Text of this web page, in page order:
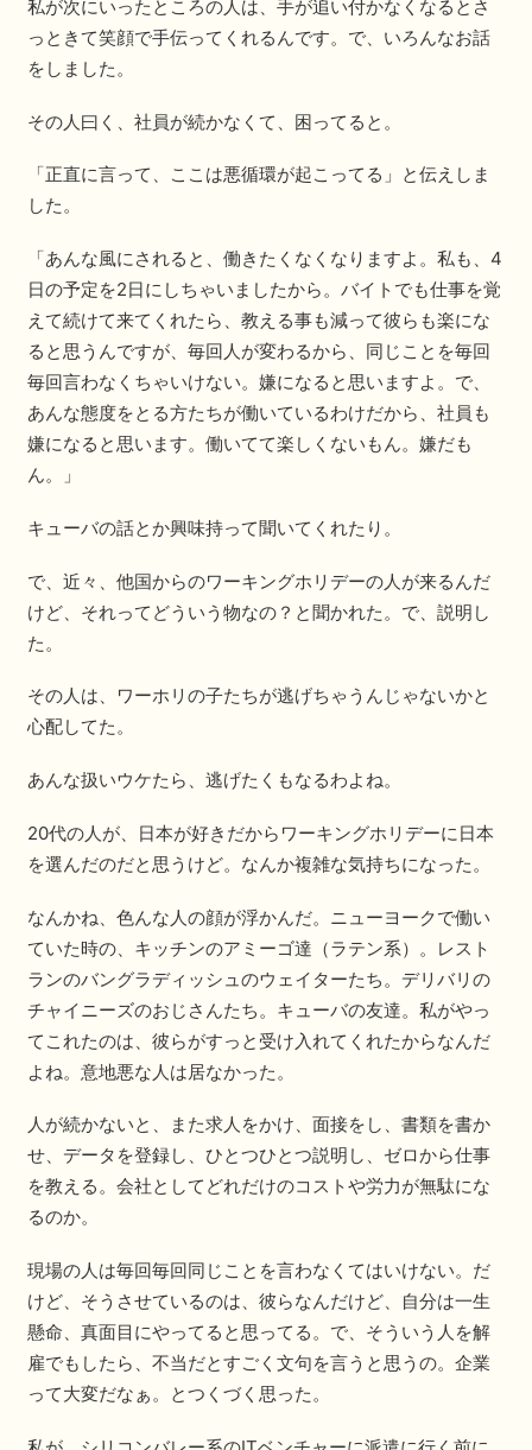
私が次にいったところの人は、手が追い付かなくなるとさ
っときて笑顔で手伝ってくれるんです。で、いろんなお話
をしました。
その人曰く、社員が続かなくて、困ってると。
「正直に言って、ここは悪循環が起こってる」と伝えしま
した。
「あんな風にされると、働きたくなくなりますよ。私も、4
日の予定を2日にしちゃいましたから。バイトでも仕事を覚
えて続けて来てくれたら、教える事も減って彼らも楽にな
ると思うんですが、毎回人が変わるから、同じことを毎回
毎回言わなくちゃいけない。嫌になると思いますよ。で、
あんな態度をとる方たちが働いているわけだから、社員も
嫌になると思います。働いてて楽しくないもん。嫌だも
ん。」
キューバの話とか興味持って聞いてくれたり。
で、近々、他国からのワーキングホリデーの人が来るんだ
けど、それってどういう物なの？と聞かれた。で、説明し
た。
その人は、ワーホリの子たちが逃げちゃうんじゃないかと
心配してた。
あんな扱いウケたら、逃げたくもなるわよね。
20代の人が、日本が好きだからワーキングホリデーに日本
を選んだのだと思うけど。なんか複雑な気持ちになった。
なんかね、色んな人の顔が浮かんだ。ニューヨークで働い
ていた時の、キッチンのアミーゴ達（ラテン系）。レスト
ランのバングラディッシュのウェイターたち。デリバリの
チャイニーズのおじさんたち。キューバの友達。私がやっ
てこれたのは、彼らがすっと受け入れてくれたからなんだ
よね。意地悪な人は居なかった。
人が続かないと、また求人をかけ、面接をし、書類を書か
せ、データを登録し、ひとつひとつ説明し、ゼロから仕事
を教える。会社としてどれだけのコストや労力が無駄にな
るのか。
現場の人は毎回毎回同じことを言わなくてはいけない。だ
けど、そうさせているのは、彼らなんだけど、自分は一生
懸命、真面目にやってると思ってる。で、そういう人を解
雇でもしたら、不当だとすごく文句を言うと思うの。企業
って大変だなぁ。とつくづく思った。